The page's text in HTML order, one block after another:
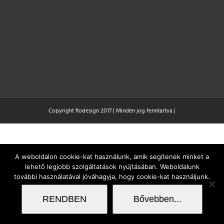
Copyright flodesign 2017 | Minden jog fenntartva |
A weboldalon cookie-kat használunk, amik segítenek minket a
lehető legjobb szolgáltatások nyújtásában. Weboldalunk
további használatával jóváhagyja, hogy cookie-kat használjunk.
RENDBEN Bővebben...